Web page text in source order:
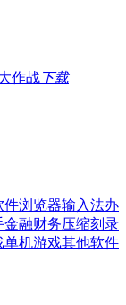
作战下载
件浏览器输入法办
金融财务压缩刻录
单机游戏其他软件